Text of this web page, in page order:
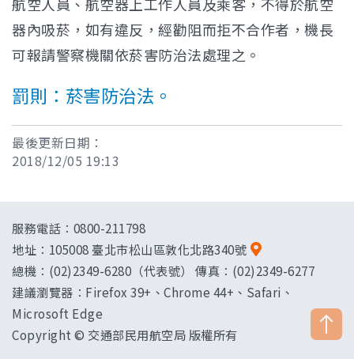
器內吸菸，如有違反，經勸阻而拒不合作者，機長
可報請警察機關依菸害防治法處理之。
罰則：菸害防治法。
最後更新日期：
2018/12/05 19:13
服務電話：0800-211798
地址： 105008 臺北市松山區敦化北路340號
總機：(02)2349-6280（代表號） 傳真：(02)2349-6277
建議瀏覽器：Firefox 39+、Chrome 44+、Safari、
Microsoft Edge
Copyright © 交通部民用航空局 版權所有